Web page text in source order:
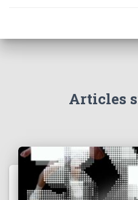
Articles